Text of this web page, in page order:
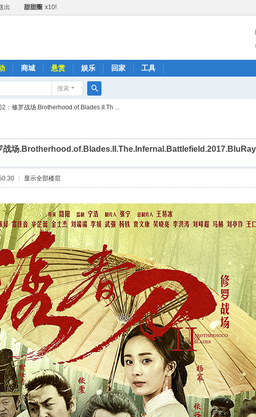
出 甜甜圈 x10!
精品鼓励金+1 x1!
精品鼓励金+1 x1!
出 精品鼓励金+5 x1!
精品鼓励金+5 x1!
精品鼓励金+3 x1!
精品鼓励金+1
精品鼓励金+1 x1!
送出 精品鼓励金+3 x1!
送出 精品鼓励金+3 x1!
精品鼓励金+3 x1!
甜甜圈 x1!
送出 啤酒 x1!
送出 甜甜圈 x1!
商城 悬赏 娱乐 回家 工具
搜索
搜
2：修罗战场.Brotherhood.of.Blades.II.Th ...
战场
显示全部楼层